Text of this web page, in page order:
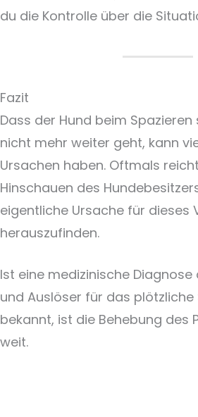
du die Kontrolle über die
Fazit
Dass der Hund beim
nicht mehr weiter geht, kann
Ursachen haben. Oftmals
Hinschauen des
eigentliche Ursache für dieses
herauszufinden.
Ist eine medizinische
und Auslöser für das plötzliche
bekannt, ist die Behebung des
weit.